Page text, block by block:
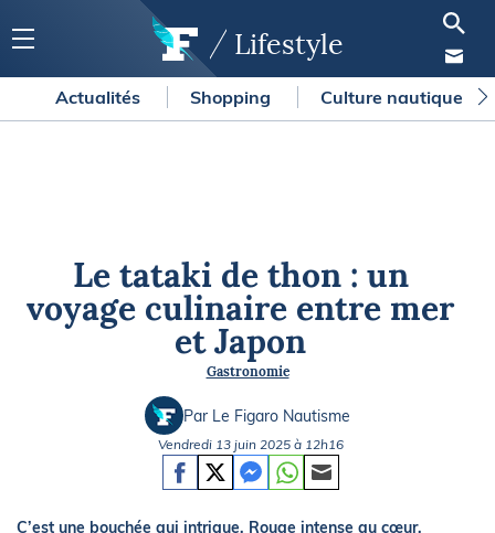
Lifestyle
Actualités Shopping Culture nautique
Le tataki de thon : un
voyage culinaire entre mer
et Japon
Gastronomie
Par Le Figaro Nautisme
Vendredi 13 juin 2025 à 12h16
C’est une bouchée qui intrigue. Rouge intense au cœur,